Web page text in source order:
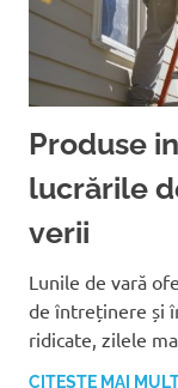
Produse
lucrările
verii
Lunile de vară
de întreținere și
ridicate, zilele
CITEȘTE MAI